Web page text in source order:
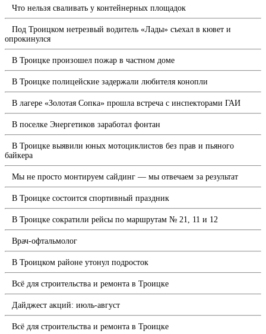
Что нельзя сваливать у контейнерных площадок
Под Троицком нетрезвый водитель «Лады» съехал в кювет и
опрокинулся
В Троицке произошел пожар в частном доме
В Троицке полицейские задержали любителя конопли
В лагере «Золотая Сопка» прошла встреча с инспекторами ГАИ
В поселке Энергетиков заработал фонтан
В Троицке выявили юных мотоциклистов без прав и пьяного
байкера
Мы не просто монтируем сайдинг — мы отвечаем за результат
В Троицке состоится спортивный праздник
В Троицке сократили рейсы по маршрутам № 21, 11 и 12
Врач-офтальмолог
В Троицком районе утонул подросток
Всё для строительства и ремонта в Троицке
Дайджест акций: июль-август
Всё для строительства и ремонта в Троицке